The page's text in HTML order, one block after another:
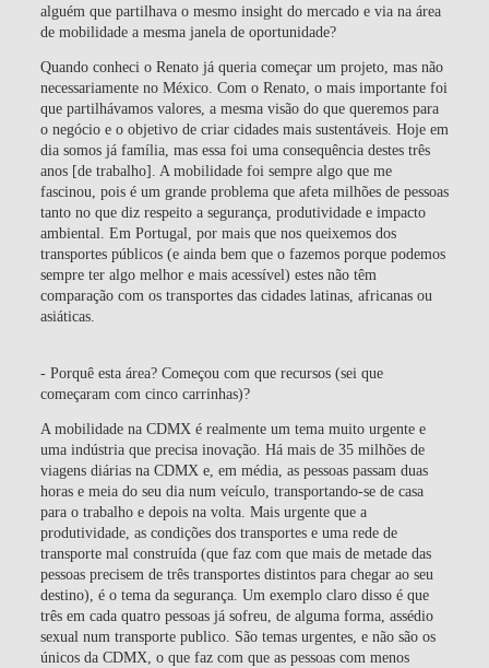
alguém que partilhava o mesmo insight do mercado e via na área
de mobilidade a mesma janela de oportunidade?
Quando conheci o Renato já queria começar um projeto, mas não
necessariamente no México. Com o Renato, o mais importante foi
que partilhávamos valores, a mesma visão do que queremos para
o negócio e o objetivo de criar cidades mais sustentáveis. Hoje em
dia somos já família, mas essa foi uma consequência destes três
anos [de trabalho]. A mobilidade foi sempre algo que me
fascinou, pois é um grande problema que afeta milhões de pessoas
tanto no que diz respeito a segurança, produtividade e impacto
ambiental. Em Portugal, por mais que nos queixemos dos
transportes públicos (e ainda bem que o fazemos porque podemos
sempre ter algo melhor e mais acessível) estes não têm
comparação com os transportes das cidades latinas, africanas ou
asiáticas.
- Porquê esta área? Começou com que recursos (sei que
começaram com cinco carrinhas)?
A mobilidade na CDMX é realmente um tema muito urgente e
uma indústria que precisa inovação. Há mais de 35 milhões de
viagens diárias na CDMX e, em média, as pessoas passam duas
horas e meia do seu dia num veículo, transportando-se de casa
para o trabalho e depois na volta. Mais urgente que a
produtividade, as condições dos transportes e uma rede de
transporte mal construída (que faz com que mais de metade das
pessoas precisem de três transportes distintos para chegar ao seu
destino), é o tema da segurança. Um exemplo claro disso é que
três em cada quatro pessoas já sofreu, de alguma forma, assédio
sexual num transporte publico. São temas urgentes, e não são os
únicos da CDMX, o que faz com que as pessoas com menos